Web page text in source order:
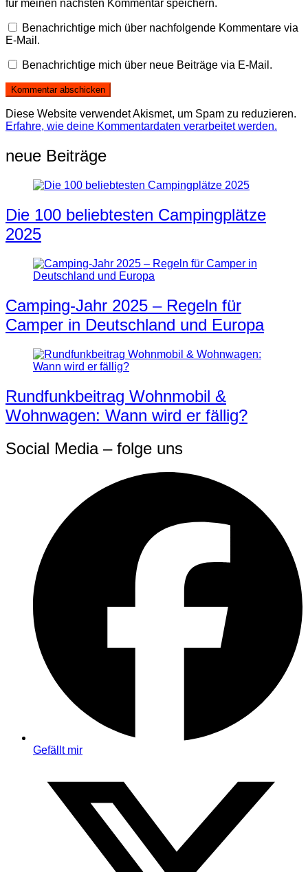
für meinen nächsten Kommentar speichern.
Benachrichtige mich über nachfolgende Kommentare via
E-Mail.
Benachrichtige mich über neue Beiträge via E-Mail.
Diese Website verwendet Akismet, um Spam zu reduzieren.
Erfahre, wie deine Kommentardaten verarbeitet werden.
neue Beiträge
Die 100 beliebtesten Campingplätze
2025
Camping-Jahr 2025 – Regeln für
Camper in Deutschland und Europa
Rundfunkbeitrag Wohnmobil &
Wohnwagen: Wann wird er fällig?
Social Media – folge uns
Gefällt mir